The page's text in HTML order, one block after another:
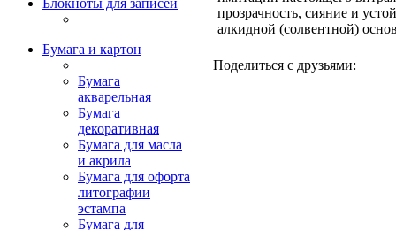
Блокноты для записей
Бумага и картон
Бумага
акварельная
Бумага
декоративная
Бумага для масла
и акрила
Бумага для офорта
литографии
эстампа
Бумага для
прозрачность, сияние и
алкидной (солвентной)
Поделиться с друзьями: